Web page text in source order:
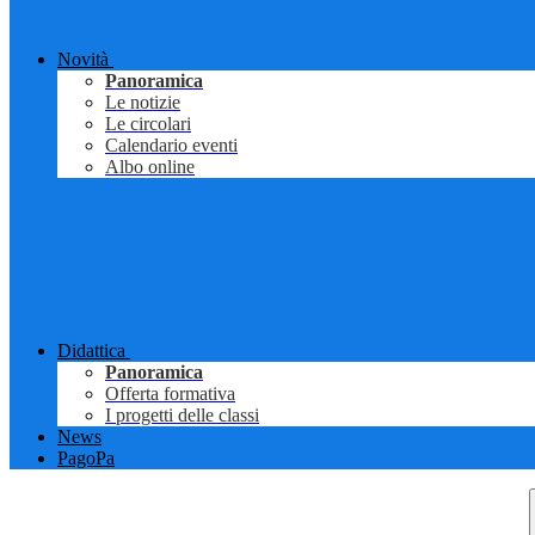
Novità
Panoramica
Le notizie
Le circolari
Calendario eventi
Albo online
Didattica
Panoramica
Offerta formativa
I progetti delle classi
News
PagoPa